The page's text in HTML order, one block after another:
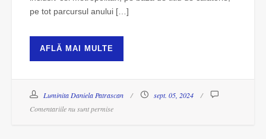
pe tot parcursul anului […]
AFLĂ MAI MULTE
Luminita Daniela Patrascan
sept. 05, 2024
Comentariile nu sunt permise